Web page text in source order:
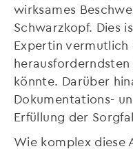
wirksames
Schwarzkopf. Dies
Expertin
könnte. Darüber
Dokumentations-
Erfüllung der
Wie komplex diese